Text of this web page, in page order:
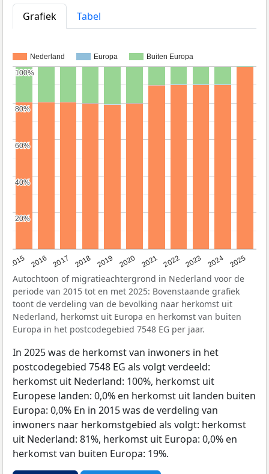
Grafiek
Tabel
Nederland Europa Buiten Europa
2015 2016 2017 2018 2019 2020 2021 2022 2023 2024 2025
20%
20%
40%
40%
60%
60%
80%
80%
100%
100%
Autochtoon of migratieachtergrond in Nederland voor de
periode van 2015 tot en met 2025: Bovenstaande grafiek
toont de verdeling van de bevolking naar herkomst uit
Nederland, herkomst uit Europa en herkomst van buiten
Europa in het postcodegebied 7548 EG per jaar.
In 2025 was de herkomst van inwoners in het
postcodegebied 7548 EG als volgt verdeeld:
herkomst uit Nederland: 100%, herkomst uit
Europese landen: 0,0% en herkomst uit landen buiten
Europa: 0,0% En in 2015 was de verdeling van
inwoners naar herkomstgebied als volgt: herkomst
uit Nederland: 81%, herkomst uit Europa: 0,0% en
herkomst van buiten Europa: 19%.